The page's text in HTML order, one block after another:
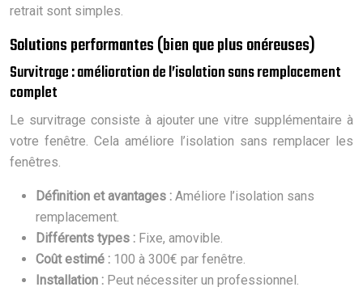
retrait sont simples.
Solutions performantes (bien que plus onéreuses)
Survitrage : amélioration de l’isolation sans remplacement
complet
Le survitrage consiste à ajouter une vitre supplémentaire à
votre fenêtre. Cela améliore l’isolation sans remplacer les
fenêtres.
Définition et avantages : Améliore l’isolation sans
remplacement.
Différents types : Fixe, amovible.
Coût estimé : 100 à 300€ par fenêtre.
Installation : Peut nécessiter un professionnel.